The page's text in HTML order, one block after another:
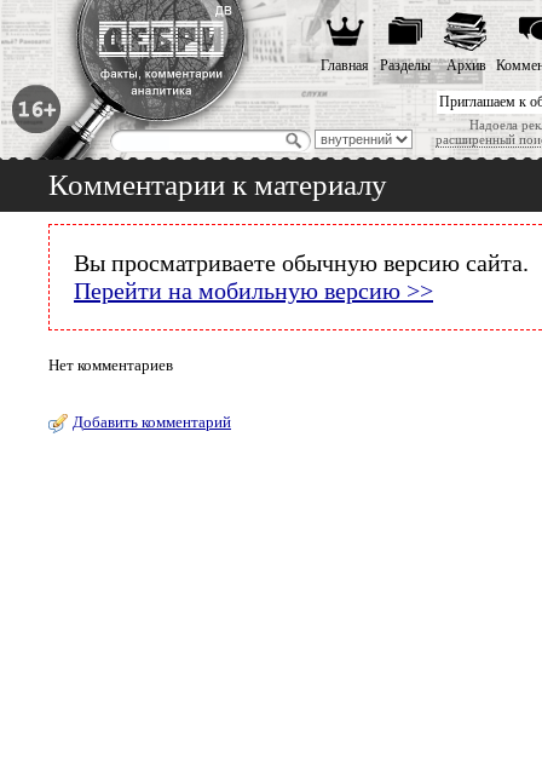
Приглашаем к
Надоела
расширенный
Главная Разделы Архив
Комментарии к материалу
Вы просматриваете обычную версию сайта.
Перейти на мобильную версию >>
Нет комментариев
Добавить комментарий